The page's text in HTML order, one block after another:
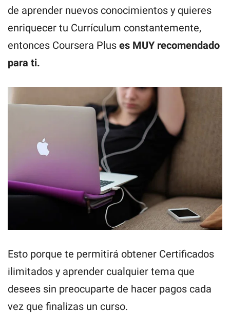
de aprender nuevos conocimientos y quieres
enriquecer tu Currículum constantemente,
entonces Coursera Plus es MUY recomendado
para ti.
Esto porque te permitirá obtener Certificados
ilimitados y aprender cualquier tema que
desees sin preocuparte de hacer pagos cada
vez que finalizas un curso.